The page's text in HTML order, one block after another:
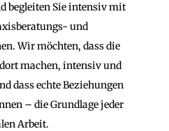
begleiten Sie intensiv mit
und
Wir möchten, dass die
machen, intensiv und
dass echte Beziehungen
– die Grundlage jeder
Arbeit.